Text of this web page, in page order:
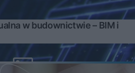
w budownictwie – BIM i